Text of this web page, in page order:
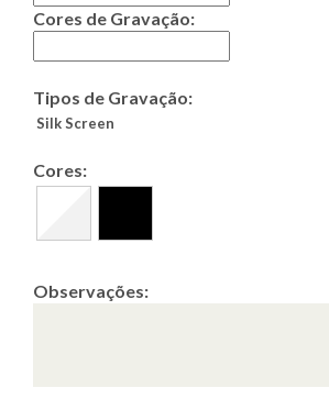
Cores de Gravação:
Tipos de Gravação:
Silk Screen
Cores:
Observações: